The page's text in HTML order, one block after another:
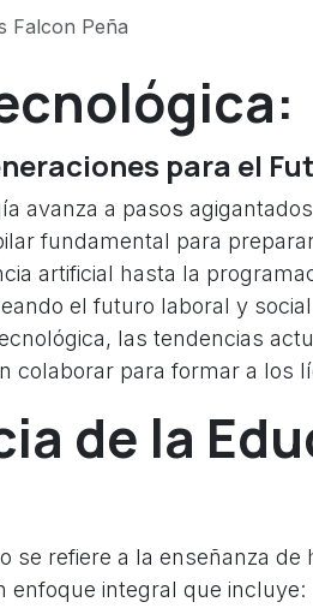
Falcon Peña
para el
avanza a pasos
fundamental para
artificial hasta la
el futuro laboral y
las tendencias
colaborar para formar a los
de la
se refiere a la enseñanza de
enfoque integral que incluye: